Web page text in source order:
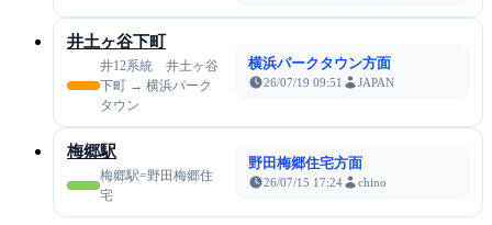
井土ヶ谷下町
井12系統 井土ヶ谷
下町 → 横浜パーク
タウン
横浜パークタウン方面
26/07/19 09:51 JAPAN
梅郷駅
梅郷駅=野田梅郷住
宅
野田梅郷住宅方面
26/07/15 17:24 chino